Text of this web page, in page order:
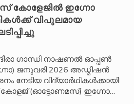
കോളേജിൽ ഇഗ്നോ
വിപുലമായ
ഗാന്ധി നാഷണൽ ഓപ്പൺ
ജനുവരി 2026 അഡ്മിഷൻ
നേടിയ വിദ്യാർഥികൾക്കായി
(ഓട്ടോണമസ്) ഇഗ്നോ…